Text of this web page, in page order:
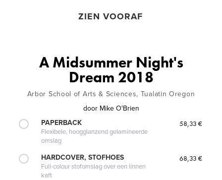
ZIEN VOORAF
A Midsummer Night's
Dream 2018
Arbor School of Arts & Sciences, Tualatin Oregon
door Mike O'Brien
PAPERBACK
Flexibele, hoogglanzend gelamineerde
omslag
58,33 €
HARDCOVER, STOFHOES
Full-colour stofomslag over een linnen
kaft
68,33 €